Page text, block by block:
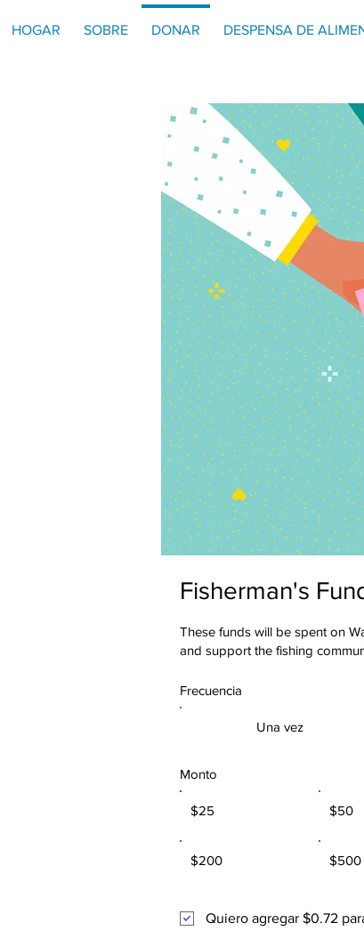
HOGAR SOBRE DONAR DESPENSA DE
Fisherman's
These funds will be spent on
and support the fishing
Frecuencia
Una vez
Monto
$25 $50
$200 $500
Quiero agregar $0.72